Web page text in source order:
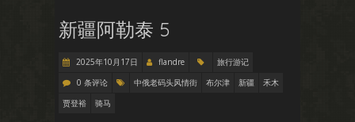
新疆阿勒泰 5
2025年10月17日 flandre
旅行游记
0 条评论
中俄老码头风情街 布尔津 新疆
禾木
贾登裕
骑马